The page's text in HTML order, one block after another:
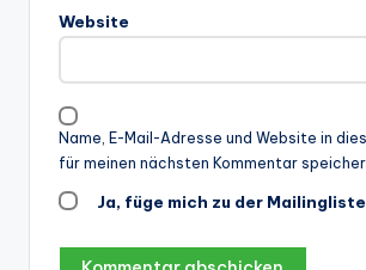
Website
Name, E-Mail-Adresse und Website in
für meinen nächsten Kommentar
Ja, füge mich zu der